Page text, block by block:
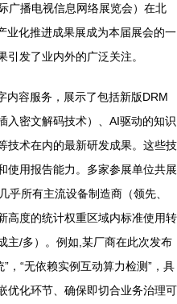
广播电视信息网络展览会）在北
业化推进成果展成为本届展会的一
发了业内外的广泛关注。
内容服务，展示了包括新版DRM
入密文解码技术）、AI驱动的知识
技术在内的最新研发成果。这些技
使用报告能力。多家参展单位共展
乎所有主流设备制造商（领先、
高度的统计权重区域内标准使用转
主/多）。例如,某厂商在此次发布
，“无依赖实例互动算力检测”，具
优化环节、确保即切合业务治理可